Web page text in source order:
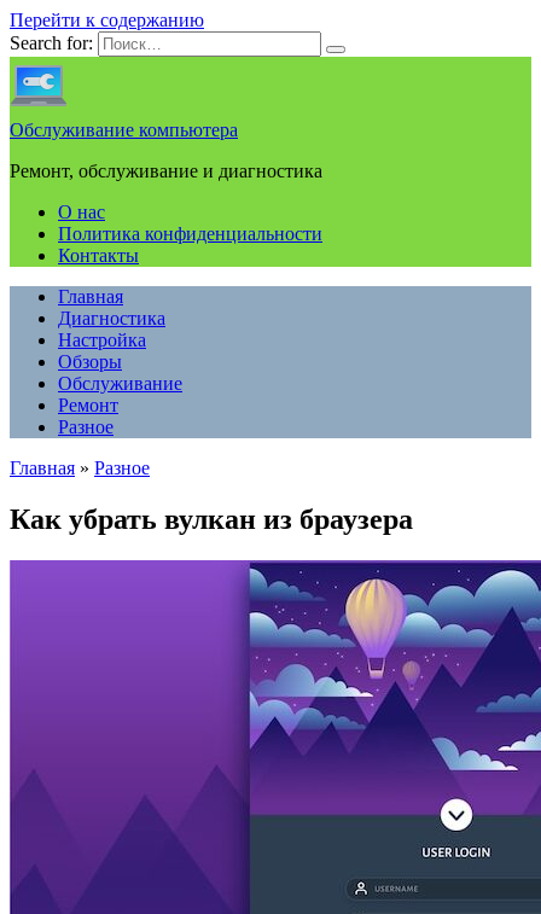
Перейти к содержанию
Search for:
Обслуживание компьютера
Ремонт, обслуживание и диагностика
О нас
Политика конфиденциальности
Контакты
Главная
Диагностика
Настройка
Обзоры
Обслуживание
Ремонт
Разное
Главная » Разное
Как убрать вулкан из браузера